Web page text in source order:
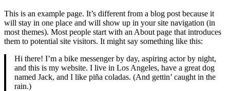
This is an example page. It’s different from a blog post because it
will stay in one place and will show up in your site navigation (in
most themes). Most people start with an About page that introduces
them to potential site visitors. It might say something like this:
Hi there! I’m a bike messenger by day, aspiring actor by night,
and this is my website. I live in Los Angeles, have a great dog
named Jack, and I like piña coladas. (And gettin’ caught in the
rain.)